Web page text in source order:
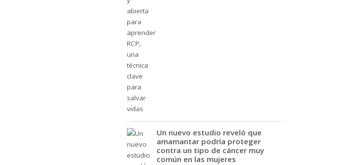
Un nuevo estudio reveló que
amamantar podría proteger
contra un tipo de cáncer muy
común en las mujeres